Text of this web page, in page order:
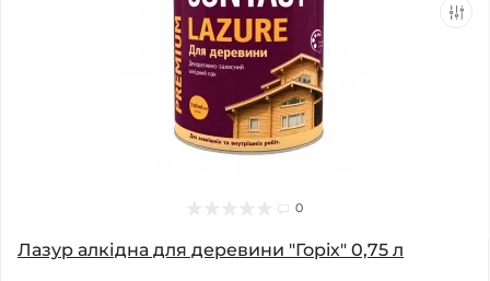
0
Лазур алкідна для деревини "Горiх" 0,75 л